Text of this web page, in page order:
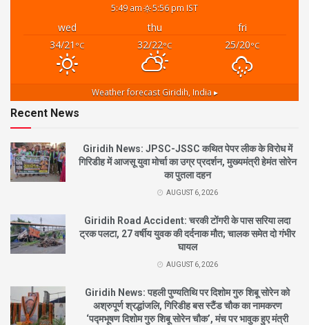
5:49 am 5:56 pm IST
wed thu
fri
34/21 °C 32/22°C 25/20°C
Weather forecast Giridih, India ▸
Recent News
Giridih News: JPSC-JSSC कथित पेपर लीक के विरोध में
गिरिडीह में आजसू युवा मोर्चा का उग्र प्रदर्शन, मुख्यमंत्री हेमंत सोरेन
का पुतला दहन
AUGUST 6, 2026
Giridih Road Accident: चरकी टोंगरी के पास सरिया लदा
ट्रक पलटा, 27 वर्षीय युवक की दर्दनाक मौत; चालक समेत दो गंभीर
घायल
AUGUST 6, 2026
Giridih News: पहली पुण्यतिथि पर दिशोम गुरु शिबू सोरेन को
अश्रुपूर्ण श्रद्धांजलि, गिरिडीह बस स्टैंड चौक का नामकरण
‘पद्मभूषण दिशोम गुरु शिबू सोरेन चौक’, मंच पर भावुक हुए मंत्री